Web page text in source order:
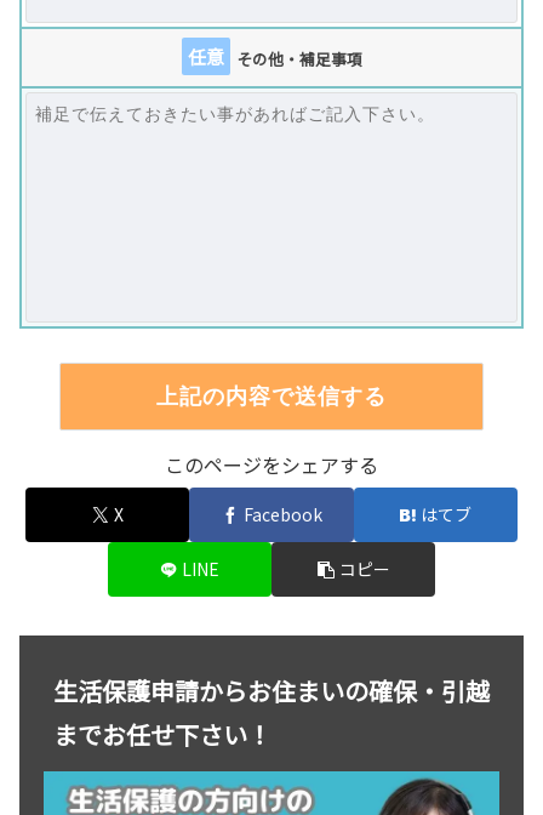
任意 その他・補足事項
このページをシェアする
X Facebook はてブ
LINE コピー
生活保護申請からお住まいの確保・引越
までお任せ下さい！